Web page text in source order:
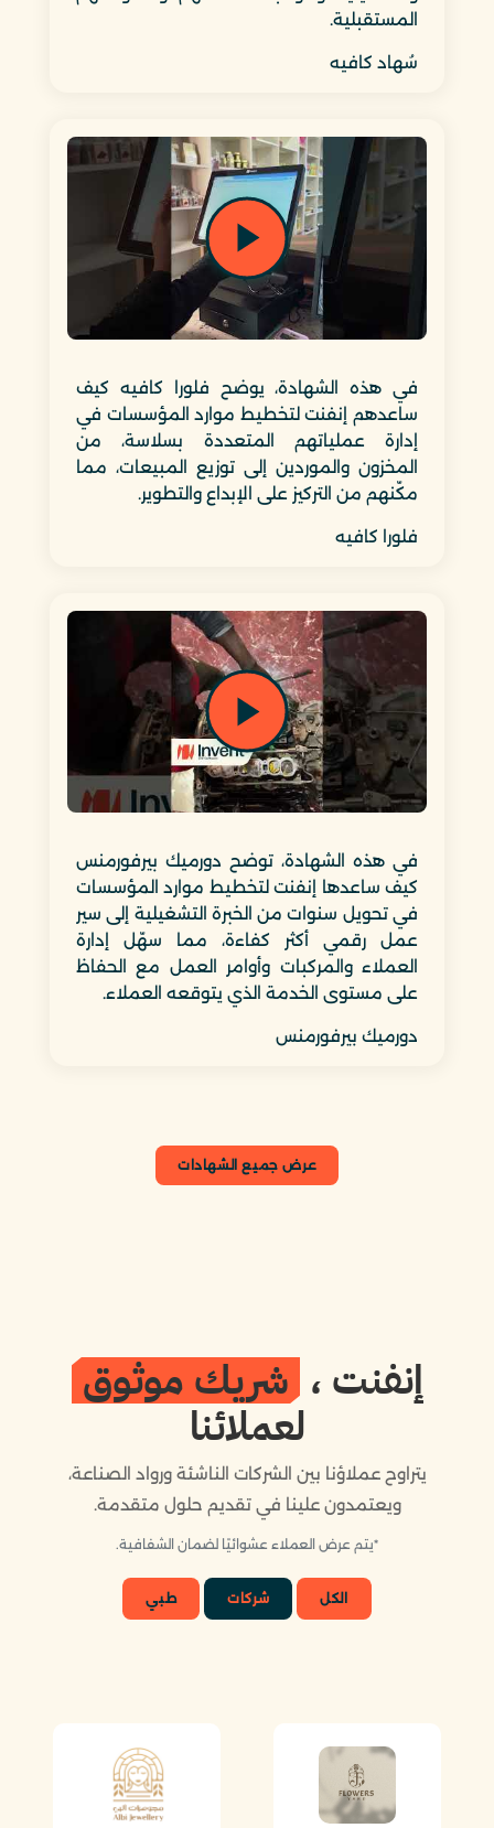
المستقبلية.
سُهاد كافيه
في هذه الشهادة، يوضح فلورا كافيه كيف
ساعدهم إنفنت لتخطيط موارد المؤسسات في
إدارة عملياتهم المتعددة بسلاسة، من
المخزون والموردين إلى توزيع المبيعات، مما
مكّنهم من التركيز على الإبداع والتطوير.
فلورا كافيه
في هذه الشهادة، توضح دورميك بيرفورمنس
كيف ساعدها إنفنت لتخطيط موارد المؤسسات
في تحويل سنوات من الخبرة التشغيلية إلى سير
عمل رقمي أكثر كفاءة، مما سهّل إدارة
العملاء والمركبات وأوامر العمل مع الحفاظ
على مستوى الخدمة الذي يتوقعه العملاء.
دورميك بيرفورمنس
عرض جميع الشهادات
إنفنت ،شريك موثوق
لعملائنا
يتراوح عملاؤنا بين الشركات الناشئة ورواد الصناعة،
ويعتمدون علينا في تقديم حلول متقدمة.
*يتم عرض العملاء عشوائيًا لضمان الشفافية.
الكل شركات طبي